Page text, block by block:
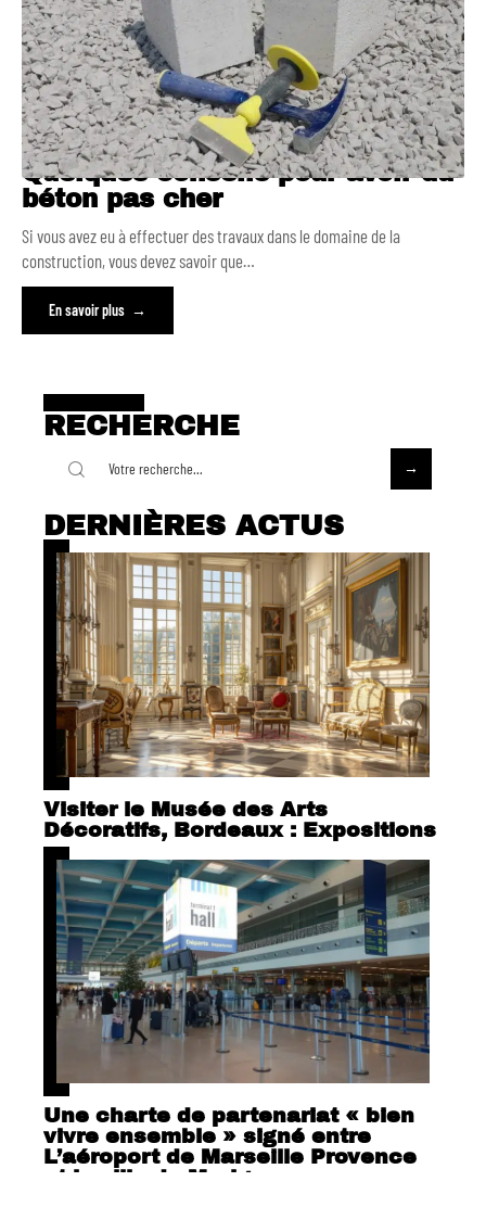
Quelques conseils pour avoir du
béton pas cher
Si vous avez eu à effectuer des travaux dans le domaine de la
construction, vous devez savoir que…
En savoir plus
RECHERCHE
DERNIÈRES ACTUS
Visiter le Musée des Arts
Décoratifs, Bordeaux : Expositions
Une charte de partenariat « bien
vivre ensemble » signé entre
L’aéroport de Marseille Provence
et la ville de Marigane